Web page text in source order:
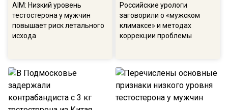
АIМ: Низкий уровень
тестостерона у мужчин
повышает риск летального
исхода
Российские урологи
заговорили о «мужском
климаксе» и методах
коррекции проблемы